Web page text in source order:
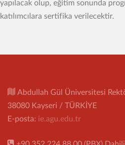
yapılacak olup, eğitim sonunda
katılımcılara sertifika verilecektir.
Abdullah Gül Üniversitesi
38080 Kayseri / TÜRKİYE
E-posta: ie.agu.edu.tr